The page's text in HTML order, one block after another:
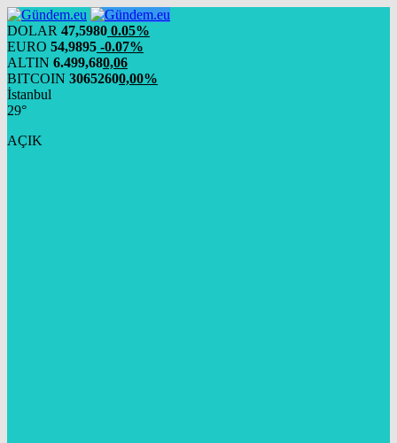
DOLAR 47,5980 0.05%
EURO 54,9895 -0.07%
ALTIN 6.499,680,06
BITCOIN 30652600,00%
İstanbul
29°
AÇIK